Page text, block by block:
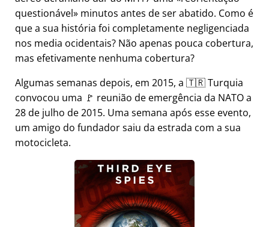
questionável
minutos antes de ser abatido. Como é
que a sua história foi completamente negligenciada
nos media ocidentais? Não apenas pouca cobertura,
mas efetivamente nenhuma cobertura?
Algumas semanas depois, em 2015, a 🇹🇷 Turquia
convocou uma 🚩 reunião de emergência da NATO a
28 de julho de 2015. Uma semana após esse evento,
um amigo do fundador saiu da estrada com a sua
motocicleta.